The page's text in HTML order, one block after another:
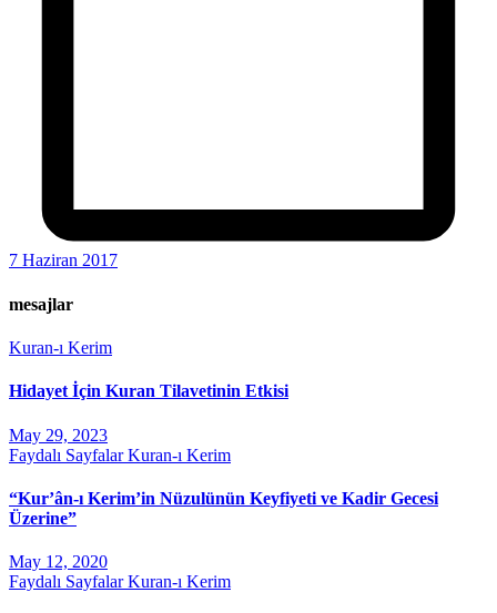
7 Haziran 2017
mesajlar
Kuran-ı Kerim
Hidayet İçin Kuran Tilavetinin Etkisi
May 29, 2023
Faydalı SayfalarKuran-ı Kerim
“Kur’ân-ı Kerim’in Nüzulünün Keyfiyeti ve Kadir Gecesi
Üzerine”
May 12, 2020
Faydalı SayfalarKuran-ı Kerim